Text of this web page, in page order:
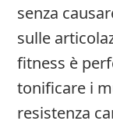
senza
sulle
fitness è
tonificare i
resistenza